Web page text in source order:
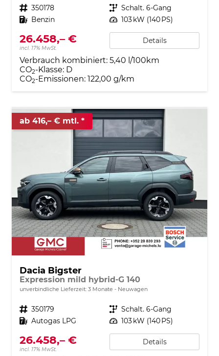
Fahrzeugnr. 350178 Getriebe Schalt. 6-Gang
Kraftstoff Benzin Leistung 103 kW (140 PS)
26.458,– €
incl. 17% MwSt.
Details
Verbrauch kombiniert: 5,40 l/100km
CO2-Klasse: D
CO2-Emissionen: 122,00 g/km
ab 416,– € mtl.
Dacia Bigster
Expression mild hybrid-G 140
unverbindliche Lieferzeit: 3 Monate Neuwagen
Fahrzeugnr. 350179 Getriebe Schalt. 6-Gang
Kraftstoff Autogas LPG Leistung 103 kW (140 PS)
26.458,– €
incl. 17% MwSt.
Details